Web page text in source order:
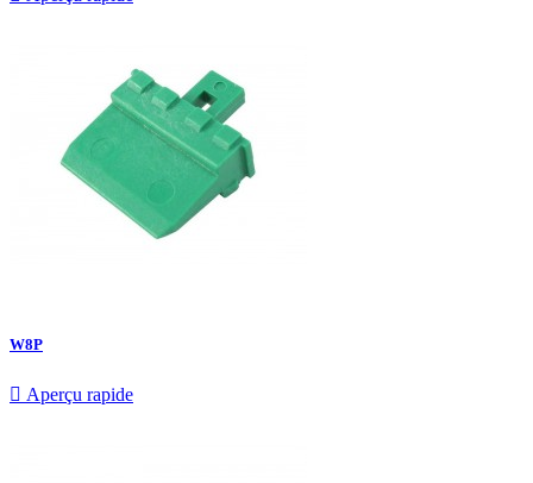
W8P
 Aperçu rapide